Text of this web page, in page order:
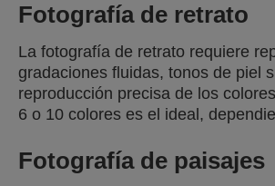
Fotografía de retrato
La fotografía de retrato requiere
gradaciones fluidas, tonos de piel
reproducción precisa de los
6 o 10 colores es el ideal,
Fotografía de paisajes